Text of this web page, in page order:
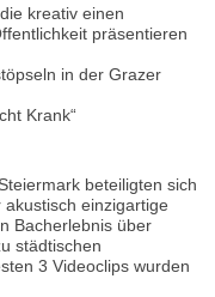
kreativ einen
präsentieren
in der Grazer
Krank“
beteiligten sich
einzigartige
Bacherlebnis über
städtischen
3 Videoclips wurden